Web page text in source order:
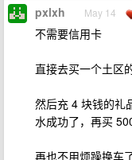
pxlxh May 14
不需要信用卡
直接去买一个土区
然后充 4 块钱的礼
水成功了，再买
再也不用烦躁换车